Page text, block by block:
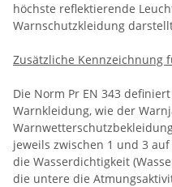
höchste reflektierende
Warnschutzkleidung
Zusätzliche Kennzeichnung
Die Norm Pr EN 343
Warnkleidung, wie der
jeweils zwischen 1 und 3
die Wasserdichtigkeit
die untere die